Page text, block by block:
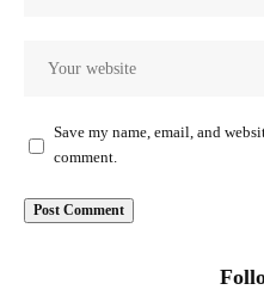
Save my name, email, and
comment.